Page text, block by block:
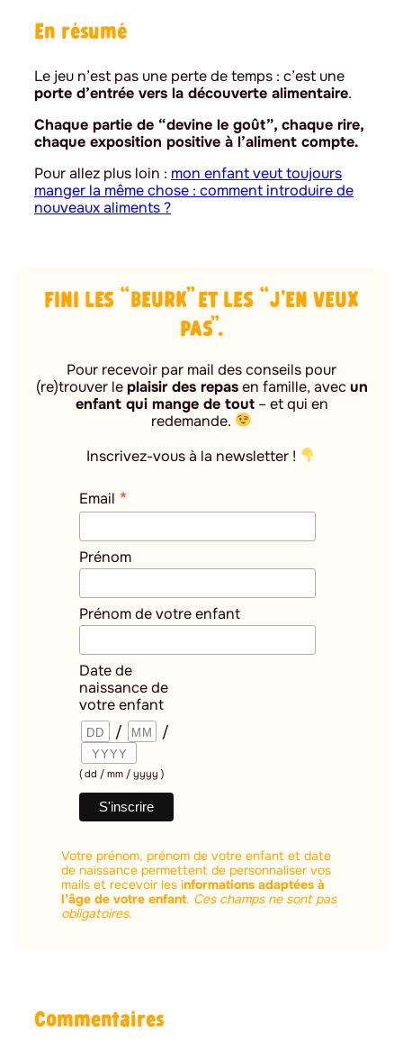
En résumé
Le jeu n’est pas une perte de temps : c’est une
porte d’entrée vers la découverte alimentaire.
Chaque partie de “devine le goût”, chaque rire,
chaque exposition positive à l’aliment compte.
Pour allez plus loin : mon enfant veut toujours
manger la même chose : comment introduire de
nouveaux aliments ?
FINI LES “BEURK” ET LES “J’EN VEUX
PAS”.
Pour recevoir par mail des conseils pour
(re)trouver leplaisir des repasen famille, avecun
enfant qui mange de tout– et qui en
redemande.
Inscrivez-vous à la newsletter !
Email *
Prénom
Prénom de votre enfant
Date de
naissance de
votre enfant
/
/
( dd / mm / yyyy )
Votre prénom, prénom de votre enfant et date
de naissance permettent de personnaliser vos
mails et recevoir les informations adaptées à
l’âge de votre enfant. Ces champs ne sont pas
obligatoires.
Commentaires